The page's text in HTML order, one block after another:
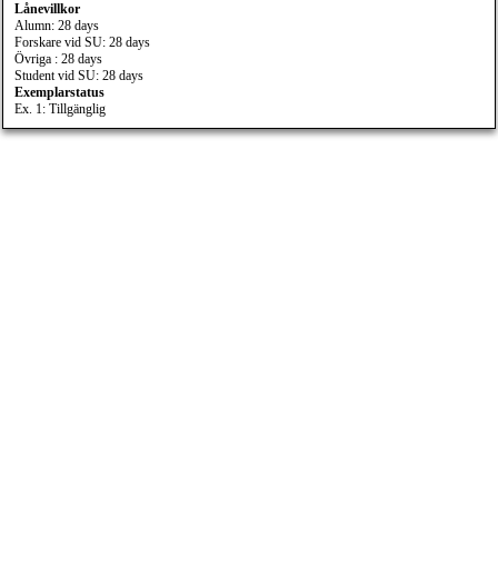
Lånevillkor
Alumn: 28 days
Forskare vid SU: 28 days
Övriga : 28 days
Student vid SU: 28 days
Exemplarstatus
Ex. 1: Tillgänglig